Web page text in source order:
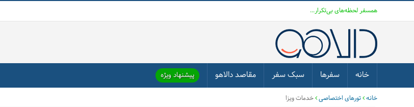
همسفر لحظه‌های بی‌تکرار...
خانه سفرها سبک سفر مقاصد دالاهو پیشنهاد ویژه
خانه تورهای اختصاصی خدمات ویزا